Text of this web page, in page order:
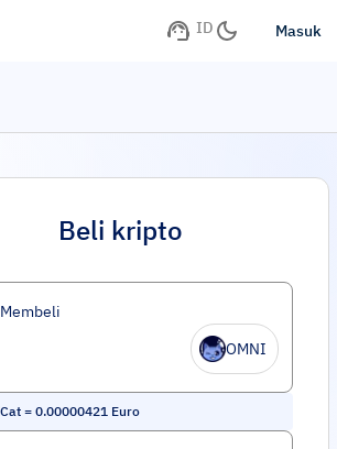
ID Masuk
Beli kripto
OMNI
= 0.00000421 Euro